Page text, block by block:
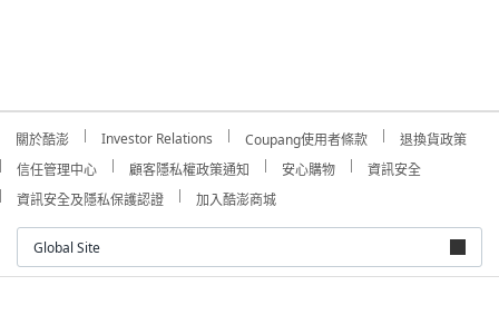
關於酷澎 Investor Relations Coupang使用者條款
退換貨政策
信任管理中心
顧客隱私權政策通知 安心購物
資訊安全
資訊安全及隱私保護認證
加入酷澎商城
Global Site